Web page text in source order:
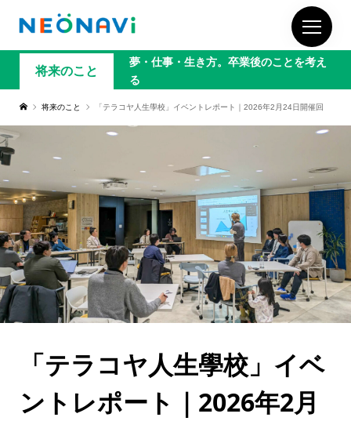
将来のこと
夢・仕事・生き方。卒業後のことを考え
る
将来のこと 「テラコヤ人生學校」イベントレポート｜2026年2月24日開催回
「テラコヤ人生學校」イベ
ントレポート｜2026年2月